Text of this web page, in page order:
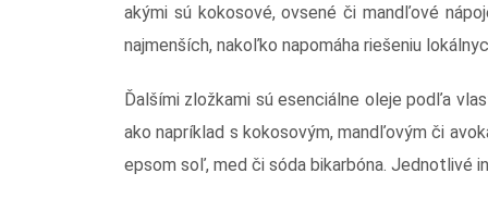
akými sú kokosové, ovsené či mandľové
najmenších, nakoľko napomáha riešeniu
Ďalšími zložkami sú esenciálne oleje podľa
ako napríklad s kokosovým, mandľovým či
epsom soľ, med či sóda bikarbóna. Jednotlivé